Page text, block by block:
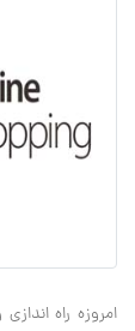
امروزه راه اندازی